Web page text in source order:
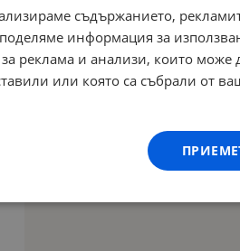
съдържанието,
информация за
реклама и анализи, които може
или която са събрали от